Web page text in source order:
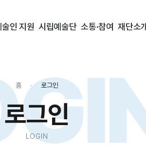
술인 지원 시립예술단 소통·참여 재단소
홈 로그인
로그인
LOGIN